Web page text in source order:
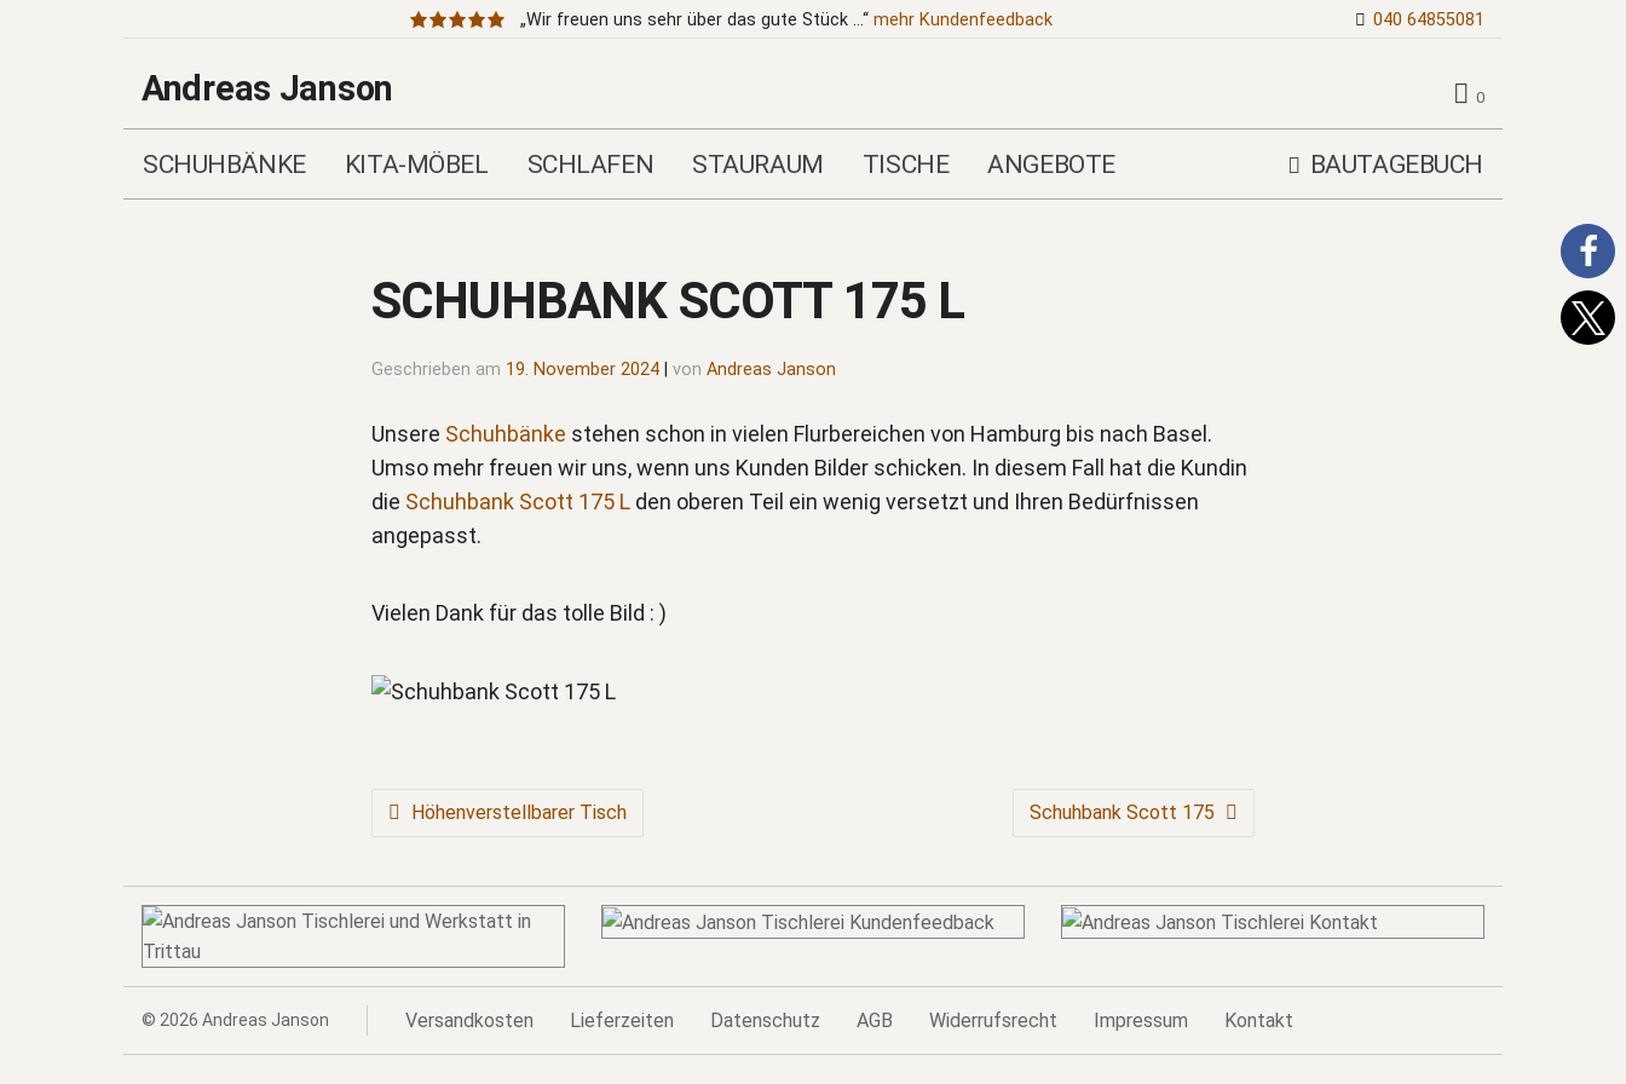
„Wir freuen uns sehr über das gute Stück …“ mehrKundenfeedback 040 64855081
Andreas Janson 0
SCHUHBÄNKE KITA-MÖBEL SCHLAFEN STAURAUM TISCHE ANGEBOTE BAUTAGEBUCH
SCHUHBANK SCOTT 175 L
Geschrieben am 19. November 2024 von Andreas Janson
Unsere Schuhbänke stehen schon in vielen Flurbereichen von Hamburg bis nach Basel.
Umso mehr freuen wir uns, wenn uns Kunden Bilder schicken. In diesem Fall hat die Kundin
die Schuhbank Scott 175 L den oberen Teil ein wenig versetzt und Ihren Bedürfnissen
angepasst.
Vielen Dank für das tolle Bild : )
BEITRAGSNAVIGATIONHöhenverstellbarer Tisch Schuhbank Scott 175
© 2026 Andreas Janson Versandkosten Lieferzeiten Datenschutz AGB Widerrufsrecht Impressum Kontakt